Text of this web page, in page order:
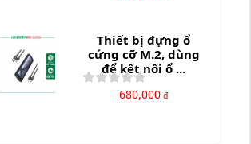
Thiết bị đựng ổ
cứng cỡ M.2, dùng
để kết nối ổ ...
680,000 đ